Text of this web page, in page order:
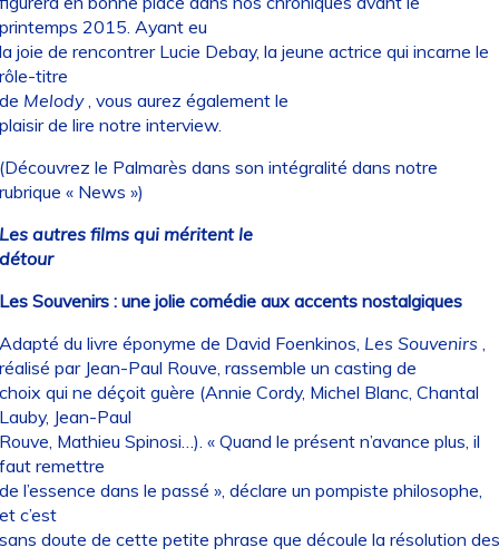
2015. Ayant eu
joie de rencontrer Lucie Debay, la jeune actrice qui incarne le
titre
Melody, vous aurez également le
de lire notre interview.
le Palmarès dans son intégralité dans notre
« News »)
autres films qui méritent le
Souvenirs : une jolie comédie aux accents nostalgiques
du livre éponyme de David Foenkinos, Les Souvenirs ,
par Jean-Paul Rouve, rassemble un casting de
qui ne déçoit guère (Annie Cordy, Michel Blanc, Chantal
Jean-Paul
Mathieu Spinosi…). « Quand le présent n’avance plus, il
remettre
l’essence dans le passé », déclare un pompiste philosophe,
c’est
doute de cette petite phrase que découle la résolution des